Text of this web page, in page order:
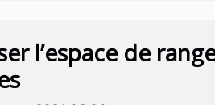
l’espace de